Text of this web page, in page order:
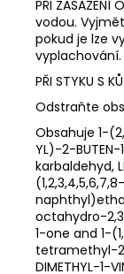
PŘI
vodou.
pokud je lze
vyplachování.
PŘI STYKU S
Odstraňte
Obsahuje 1-
YL)-2-
karbaldehyd,
octahydro-
1-one and 1-
tetramethyl-
DIMETHYL-1-